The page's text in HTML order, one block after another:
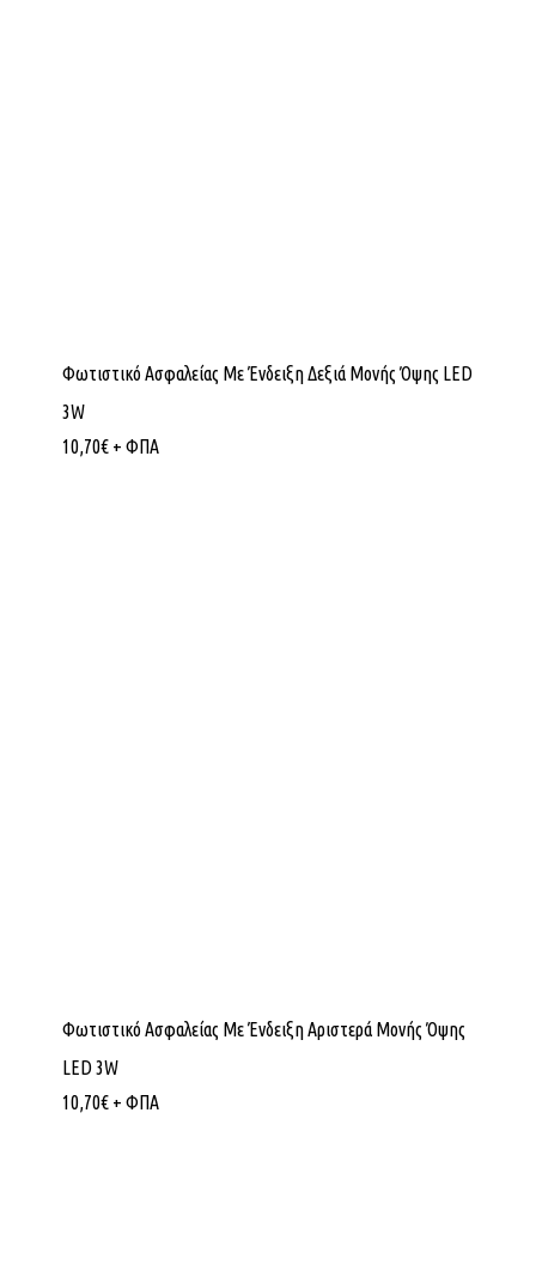
Φωτιστικό Ασφαλείας Με Ένδειξη Δεξιά Μονής Όψης LED
3W
10,70€ + ΦΠΑ
Φωτιστικό Ασφαλείας Με Ένδειξη Αριστερά Μονής Όψης
LED 3W
10,70€ + ΦΠΑ